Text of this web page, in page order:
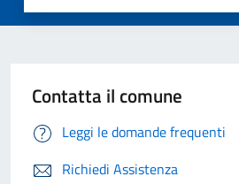
Contatta il comune
Leggi le domande frequenti
Richiedi Assistenza